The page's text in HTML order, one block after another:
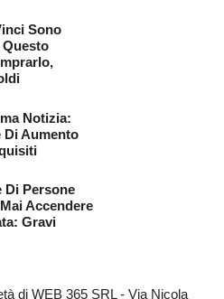
Sono
Notizia:
Di Aumento
Di Persone
Accendere
Gravi
di WEB 365 SRL - Via Nicola